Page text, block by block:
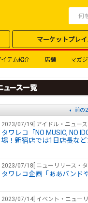
マーケットプレイ
テム紹介 店舗 マガ
前の
2023/07/19[ アイドル・ニュー
タワレコ「NO MUSIC, NO
場！新宿店では1日店長な
2023/07/18[ ニューリリース・タ
タワレコ企画「ああバンド
2023/07/14[ イベント・ニュー